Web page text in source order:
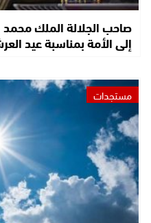
صاحب الجلالة الملك
إلى الأمة بمناسبة عيد
مستجدات